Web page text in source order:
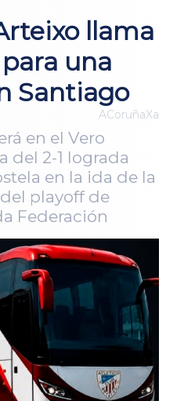
llama
una
Santiago
ACoruñaXa
en el Vero
del 2-1 lograda
en la ida de la
playoff de
Federación